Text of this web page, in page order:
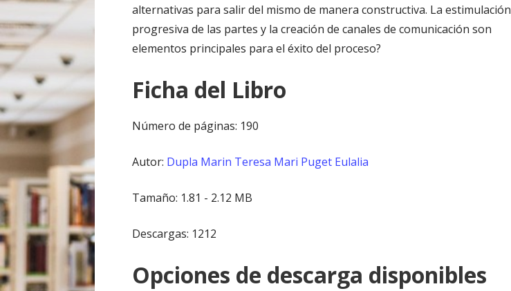
alternativas para salir del mismo de manera constructiva. La estimulación
progresiva de las partes y la creación de canales de comunicación son
elementos principales para el éxito del proceso?
Ficha del Libro
Número de páginas: 190
Autor: Dupla Marin Teresa Mari Puget Eulalia
Tamaño: 1.81 - 2.12 MB
Descargas: 1212
Opciones de descarga disponibles